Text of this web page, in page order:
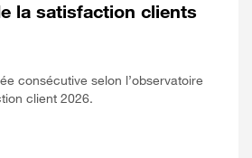
la satisfaction clients
consécutive selon l’observatoire
client 2026.